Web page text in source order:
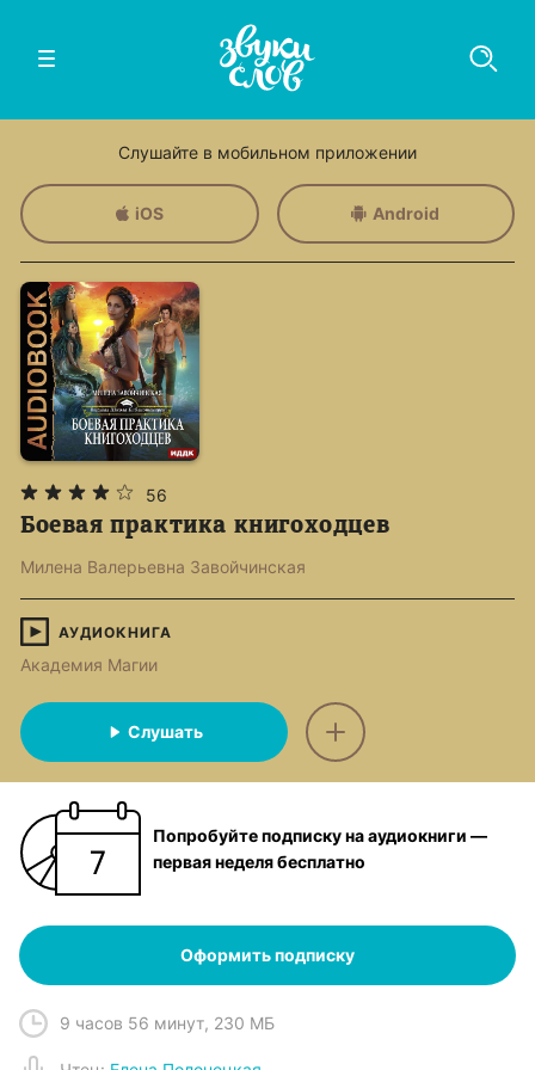
Слушайте в мобильном приложении
iOS Android
56
Боевая практика книгоходцев
Милена Валерьевна Завойчинская
АУДИОКНИГА
Академия Магии
Слушать
Попробуйте подписку на аудиокниги —
первая неделя бесплатно
Оформить подписку
9 часов 56 минут, 230 МБ